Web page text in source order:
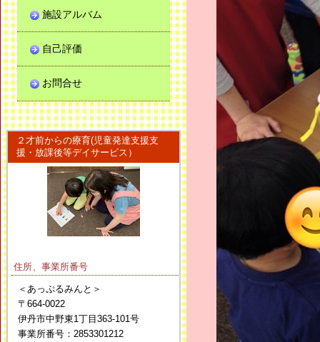
施設アルバム
自己評価
お問合せ
２才前からの療育(児童発達支援支
援・放課後等デイサービス）
住所、事業所番号
＜あっぷるみんと＞
〒664-0022
伊丹市中野東1丁目363-101号
事業所番号：2853301212